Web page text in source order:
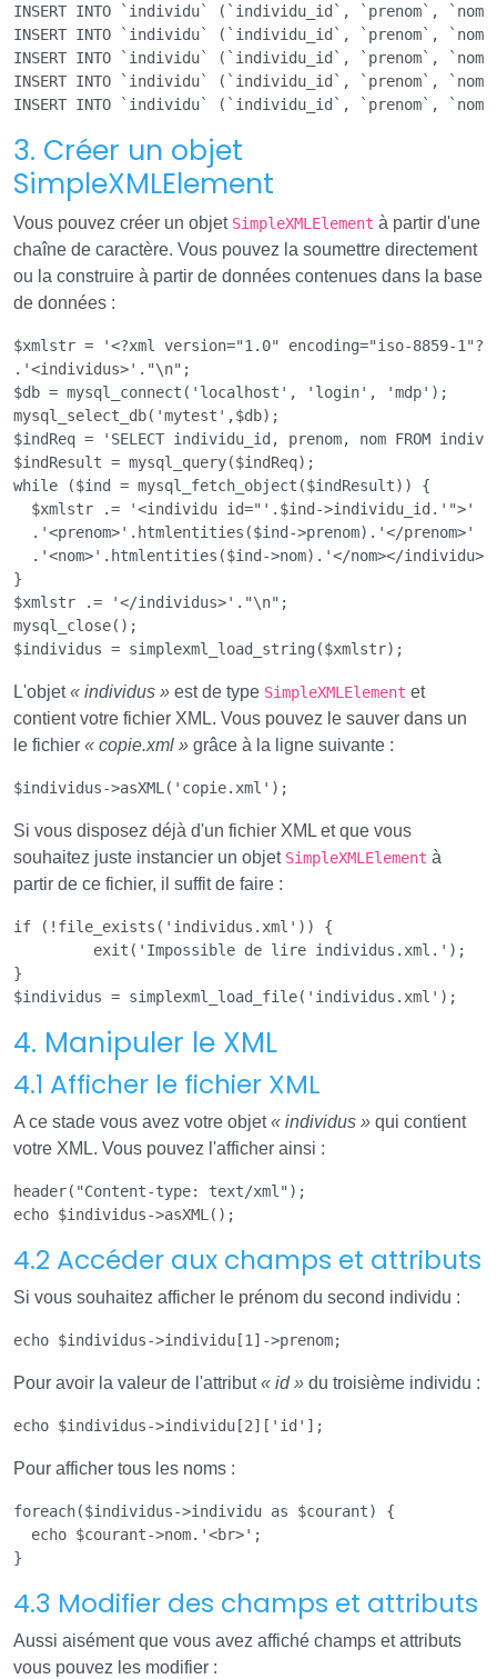
INSERT INTO `individu` (`individu_id`, `prenom`,
INSERT INTO `individu` (`individu_id`, `prenom`,
INSERT INTO `individu` (`individu_id`, `prenom`,
INSERT INTO `individu` (`individu_id`, `prenom`,
3. Créer un objet
SimpleXMLElement
Vous pouvez créer un objet SimpleXMLElement à partir d'une
chaîne de caractère. Vous pouvez la soumettre directement
ou la construire à partir de données contenues dans la base
de données :
$xmlstr = '<?xml version="1.0" encoding="iso-8859-
.'<individus>'."\n";
$db = mysql_connect('localhost', 'login', 'mdp');
mysql_select_db('mytest',$db);
$indReq = 'SELECT individu_id, prenom, nom FROM
$indResult = mysql_query($indReq);
while ($ind = mysql_fetch_object($indResult)) {
  $xmlstr .= '<individu id="'.$ind->individu_id.'">'
  .'<prenom>'.htmlentities($ind->prenom).'</prenom>'
.'<nom>'.htmlentities($ind->nom).'</nom></
}
$xmlstr .= '</individus>'."\n";
mysql_close();
L'objet« individus » est de type SimpleXMLElement et
contient votre fichier XML. Vous pouvez le sauver dans un
le fichier « copie.xml » grâce à la ligne suivante :
Si vous disposez déjà d'un fichier XML et que vous
souhaitez juste instancier un objet SimpleXMLElement à
partir de ce fichier, il suffit de faire :
if (!file_exists('individus.xml')) {
}
4. Manipuler le XML
4.1 Afficher le fichier XML
A ce stade vous avez votre objet« individus » qui contient
votre XML. Vous pouvez l'afficher ainsi :
header("Content-type: text/xml");
4.2 Accéder aux champs et attributs
Si vous souhaitez afficher le prénom du second individu :
Pour avoir la valeur de l'attribut« id » du troisième individu :
Pour afficher tous les noms :
foreach($individus->individu as $courant) {
  echo $courant->nom.'<br>';
4.3 Modifier des champs et attributs
Aussi aisément que vous avez affiché champs et attributs
vous pouvez les modifier :